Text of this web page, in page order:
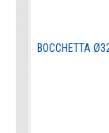
BOCCHETTA